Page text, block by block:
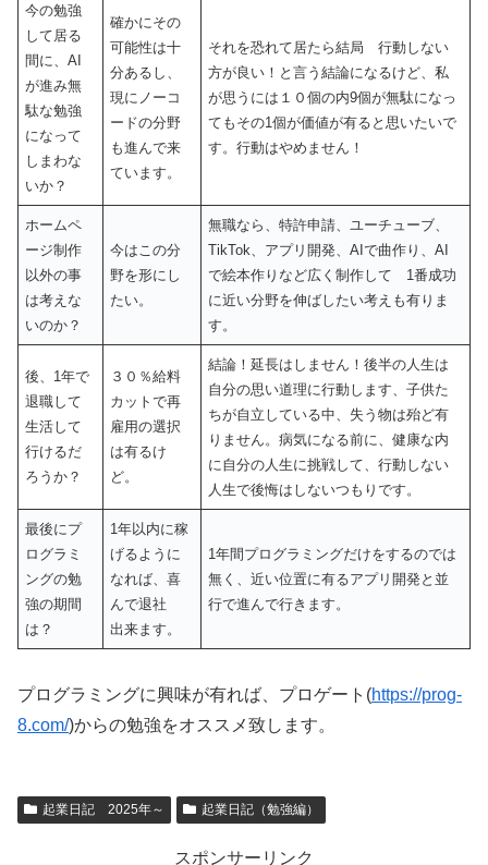
今の勉強
して居る
間に、AI
が進み無
駄な勉強
になって
しまわな
いか？
確かにその
可能性は十
分あるし、
現にノーコ
ードの分野
も進んで来
ています。
それを恐れて居たら結局 行動しない
方が良い！と言う結論になるけど、私
が思うには１０個の内9個が無駄になっ
てもその1個が価値が有ると思いたいで
す。行動はやめません！
ホームペ
ージ制作
以外の事
は考えな
いのか？
今はこの分
野を形にし
たい。
無職なら、特許申請、ユーチューブ、
TikTok、アプリ開発、AIで曲作り、AI
で絵本作りなど広く制作して 1番成功
に近い分野を伸ばしたい考えも有りま
す。
後、1年で
退職して
生活して
行けるだ
ろうか？
３０％給料
カットで再
雇用の選択
は有るけ
ど。
結論！延長はしません！後半の人生は
自分の思い道理に行動します、子供た
ちが自立している中、失う物は殆ど有
りません。病気になる前に、健康な内
に自分の人生に挑戦して、行動しない
人生で後悔はしないつもりです。
最後にプ
ログラミ
ングの勉
強の期間
は？
1年以内に稼
げるように
なれば、喜
んで退社
出来ます。
1年間プログラミングだけをするのでは
無く、近い位置に有るアプリ開発と並
行で進んで行きます。
プログラミングに興味が有れば、プロゲート(https://prog-
8.com/)からの勉強をオススメ致します。
起業日記 2025年～ 起業日記（勉強編）
スポンサーリンク